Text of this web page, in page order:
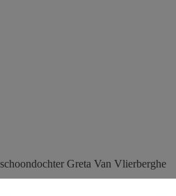
Greta Van Vlierberghe